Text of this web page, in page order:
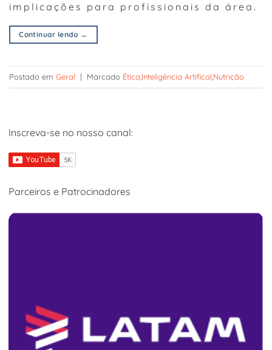
implicações para profissionais da área.
Continuar lendo →
Postado em Geral | Marcado Ética Inteligência Artifical Nutrição
Inscreva-se no nosso canal:
Parceiros e Patrocinadores